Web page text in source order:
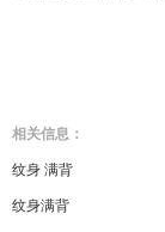
相关信息：
纹身 满背
纹身满背